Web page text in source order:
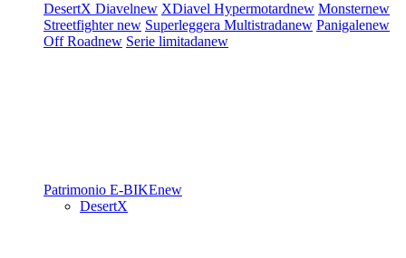
DesertX Diavelnew XDiavel Hypermotardnew Monsternew
Streetfighternew Superleggera Multistradanew Panigalenew
Off Roadnew Serie limitadanew
Patrimonio E-BIKEnew
DesertX